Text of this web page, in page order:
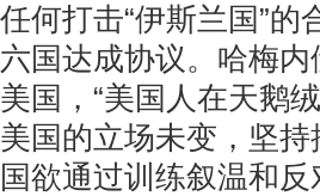
任何打击“伊斯兰国”
六国达成协议。哈梅
美国，“美国人在天鹅
美国的立场未变，坚
国欲通过训练叙温和